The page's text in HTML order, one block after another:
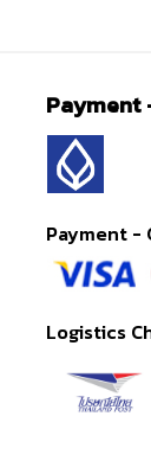
Payment
Payment -
Logistics